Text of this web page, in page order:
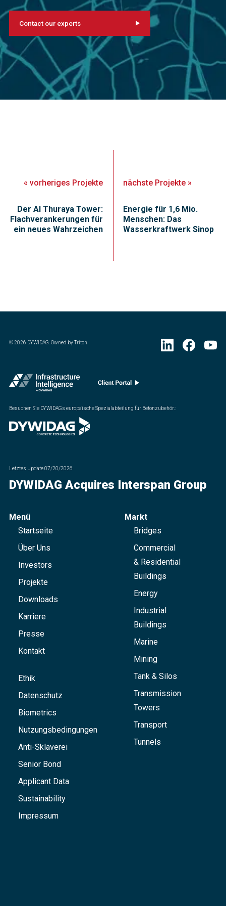
Contact our experts
«vorheriges Projekte
Der Al Thuraya Tower:
Flachverankerungen für
ein neues Wahrzeichen
nächste Projekte»
Energie für 1,6 Mio.
Menschen: Das
Wasserkraftwerk Sinop
©2026 DYWIDAG. Owned by Triton
Besuchen Sie DYWIDAGs europäische Spezialabteilung für Betonzubehör.:
Letztes Update07/20/2026
DYWIDAG Acquires Interspan Group
Menü
Startseite
Über Uns
Investors
Projekte
Downloads
Karriere
Presse
Kontakt
Ethik
Datenschutz
Biometrics
Nutzungsbedingungen
Anti-Sklaverei
Senior Bond
Applicant Data
Sustainability
Impressum
Markt
Bridges
Commercial
& Residential
Buildings
Energy
Industrial
Buildings
Marine
Mining
Tank & Silos
Transmission
Towers
Transport
Tunnels